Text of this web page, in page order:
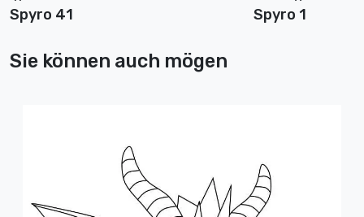
Spyro 41 Spyro 1
Sie können auch mögen